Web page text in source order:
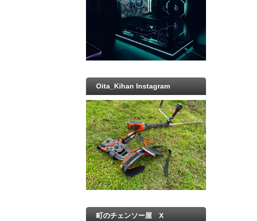
Oita_Kihan Instagram
町のチェンソー屋 X